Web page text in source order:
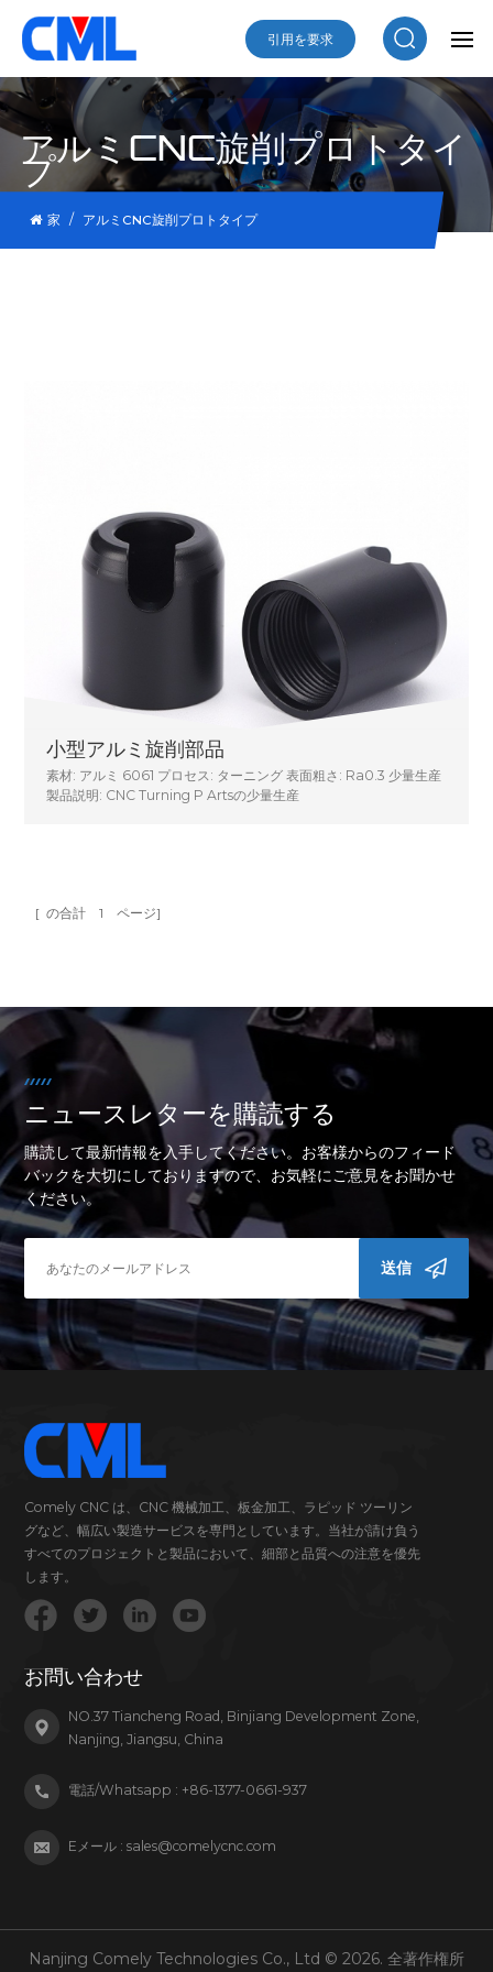
引用を要求
アルミCNC旋削プロトタイ
プ
家 / アルミCNC旋削プロトタイプ
小型アルミ旋削部品
素材: アルミ 6061 プロセス: ターニング 表面粗さ: Ra0.3 少量生産
製品説明: CNC Turning P Artsの少量生産
[ の合計 1 ページ]
ニュースレターを購読する
購読して最新情報を入手してください。お客様からのフィード
バックを大切にしておりますので、お気軽にご意見をお聞かせ
ください。
送信
Comely CNC は、CNC 機械加工、板金加工、ラピッド ツーリン
グなど、幅広い製造サービスを専門としています。当社が請け負う
すべてのプロジェクトと製品において、細部と品質への注意を優先
します。
お問い合わせ
NO.37 Tiancheng Road, Binjiang Development Zone,
Nanjing, Jiangsu, China
電話/Whatsapp : +86-1377-0661-937
Eメール :sales@comelycnc.com
Nanjing Comely Technologies Co., Ltd © 2026. 全著作権所